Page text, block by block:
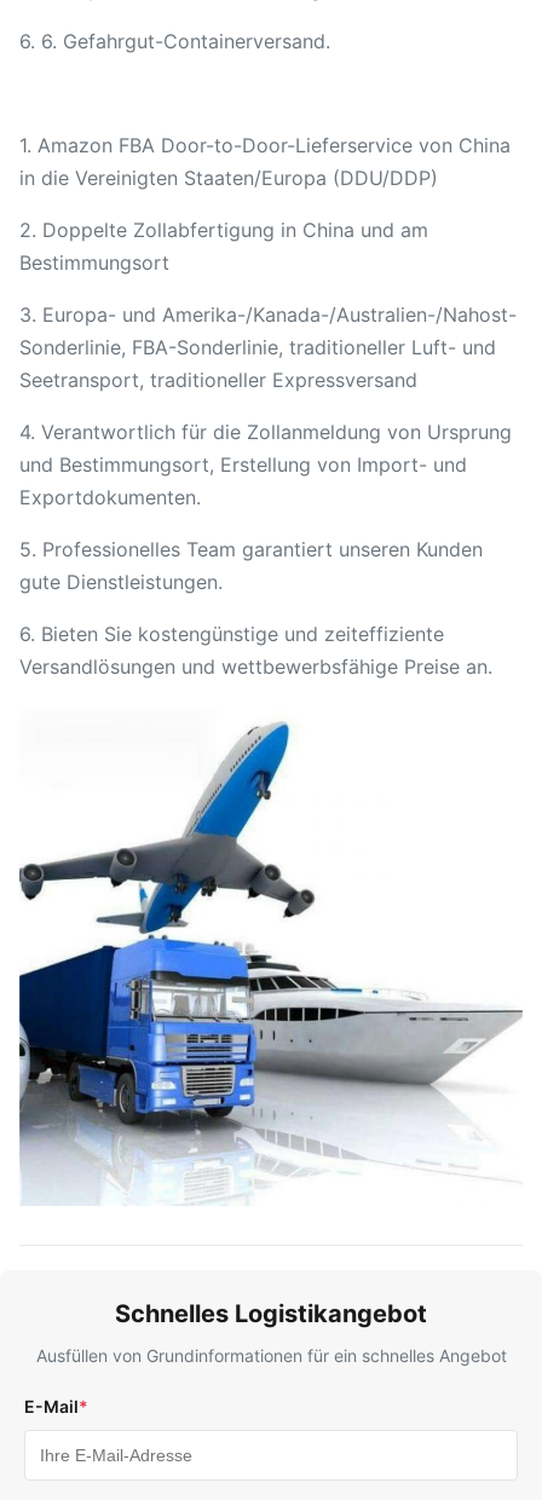
6. 6. Gefahrgut-Containerversand.
1. Amazon FBA Door-to-Door-Lieferservice von China
in die Vereinigten Staaten/Europa (DDU/DDP)
2. Doppelte Zollabfertigung in China und am
Bestimmungsort
3. Europa- und Amerika-/Kanada-/Australien-/Nahost-
Sonderlinie, FBA-Sonderlinie, traditioneller Luft- und
Seetransport, traditioneller Expressversand
4. Verantwortlich für die Zollanmeldung von Ursprung
und Bestimmungsort, Erstellung von Import- und
Exportdokumenten.
5. Professionelles Team garantiert unseren Kunden
gute Dienstleistungen.
6. Bieten Sie kostengünstige und zeiteffiziente
Versandlösungen und wettbewerbsfähige Preise an.
Schnelles Logistikangebot
Ausfüllen von Grundinformationen für ein schnelles Angebot
E-Mail*